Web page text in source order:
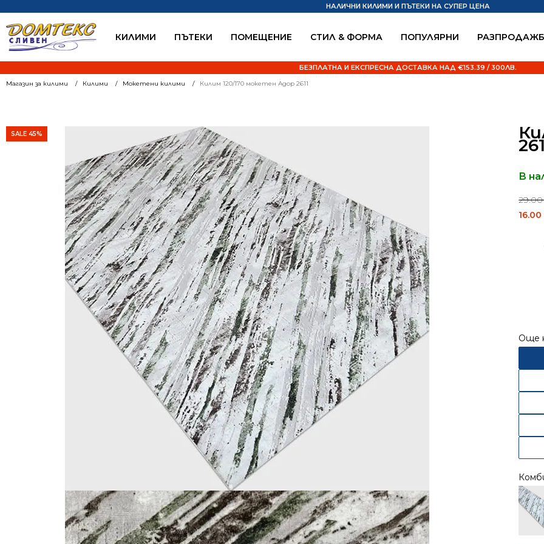
КИЛИМИ ПЪТЕКИ ПОМЕЩЕНИЕ СТИЛ & ФОРМА ПОПУЛЯРНИ
НАЛИЧНИ КИЛИМИ И ПЪТЕКИ НА СУПЕР ЦЕНА
БЕЗПЛАТНА И ЕКСПРЕСНА ДОСТАВКА НАД €153.39 / 300ЛВ.
Магазин за килими Килими Мокетени килими Килим 120/170 мокетен Адор 2611
SALE 45%
В
16.00
Още